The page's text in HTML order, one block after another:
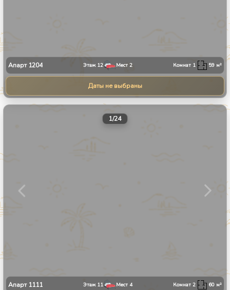
Апарт 1204 Этаж 12 Мест 2 Комнат 1 59 м²
Даты не выбраны
1/24
Апарт 1111 Этаж 11 Мест 4 Комнат2 60 м²